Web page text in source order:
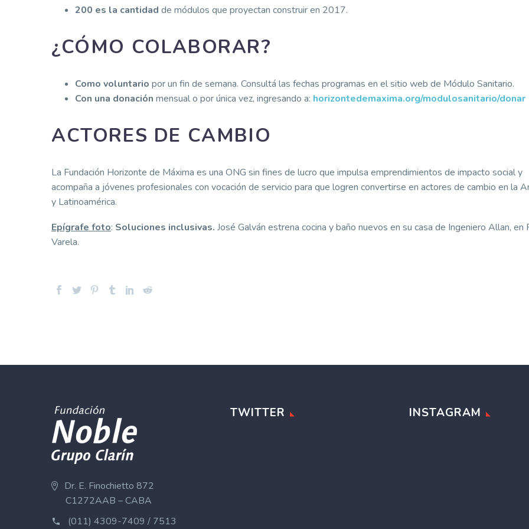
200 es la cantidad de módulos que proyectan construir en 2017.
¿CÓMO COLABORAR?
Como voluntario por un fin de semana. Consultá las fechas programas en el sitio web de Módulo Sanitario.
Con una donación mensual o por única vez, ingresando a: horizontedemaxima.org/modulosanitario/donar
ACTORES DE CAMBIO
La Fundación Horizonte de Máxima es una ONG sin fines de lucro que impulsa emprendimientos de impacto social y
acompaña a jóvenes profesionales con vocación de servicio para que logren convertirse en actores de cambio en la
y Latinoamérica.
Epígrafe foto: Soluciones inclusivas. José Galván estrena cocina y baño nuevos en su casa de Ingeniero Allan, en
Varela.
Dr. E. Finochietto 872
C1272AAB – CABA
(011) 4309-7409 / 7513
TWITTER INSTAGRAM